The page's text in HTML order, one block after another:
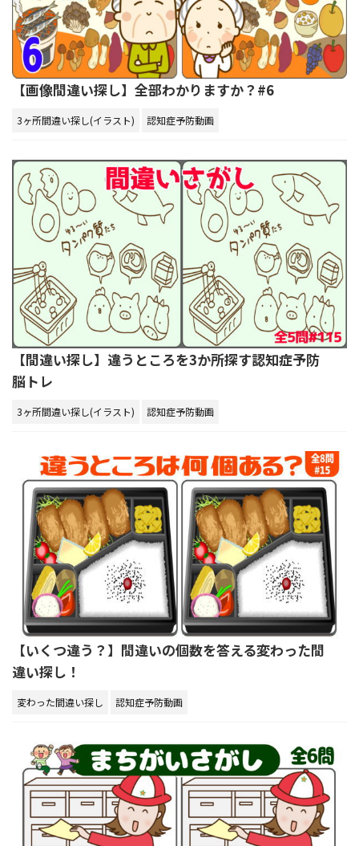
【画像間違い探し】全部わかりますか？#6
3ヶ所間違い探し(イラスト) 認知症予防動画
【間違い探し】違うところを3か所探す認知症予防
脳トレ
3ヶ所間違い探し(イラスト) 認知症予防動画
【いくつ違う？】間違いの個数を答える変わった間
違い探し！
変わった間違い探し 認知症予防動画